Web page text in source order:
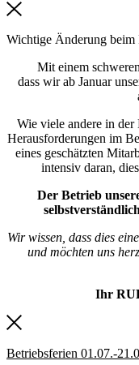
Wichtige Änderung beim
Mit einem
dass wir ab Januar
Wie viele andere in
Herausforderungen im
eines geschätzten
intensiv daran,
Der Betrieb
Wir wissen, dass dies
und möchten uns
Ihr
Betriebsferien 01.07.-